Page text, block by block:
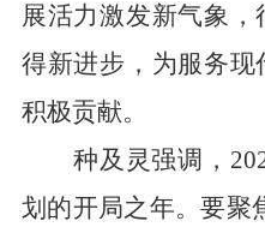
展活力激发新气象
得新进步，为服务现
积极贡献。
种及灵强调，
划的开局之年。要聚